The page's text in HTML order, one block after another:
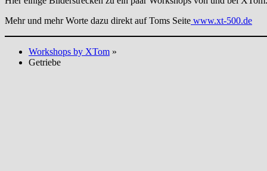
Mehr und mehr Worte dazu direkt auf Toms Seite www.xt-500.de
Workshops by XTom »
Getriebe